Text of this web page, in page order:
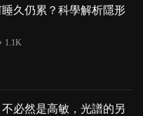
久仍累？科學解析隱形
1.1K
必然是高敏，光譜的另